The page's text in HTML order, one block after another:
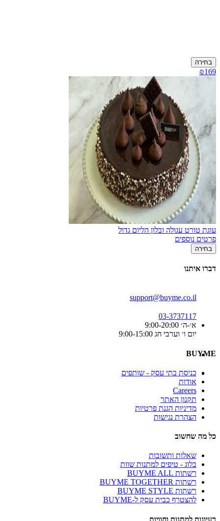
בחירה
₪169
עוגת טורט עגולה ובלון הליום גדול
פרטים נוספים
בחירה
דברו איתנו
support@buyme.co.il
03-3737117
א׳-ה׳ 9:00-20:00
יום ו׳ וערבי חג 9:00-15:00
BUYME
כניסת בתי עסק - שותפים
אודות
Careers
תקנון האתר
מדיניות הגנת פרטיות
הצהרת נגישות
כל מה שחשוב
שאלות ותשובות
בלוג - טיפים למתנות שוות
רשתות BUYME ALL
רשתות BUYME TOGETHER
רשתות BUYME STYLE
להצטרף כבית עסק ל-BUYME
רעיונות למתנות וחוויות